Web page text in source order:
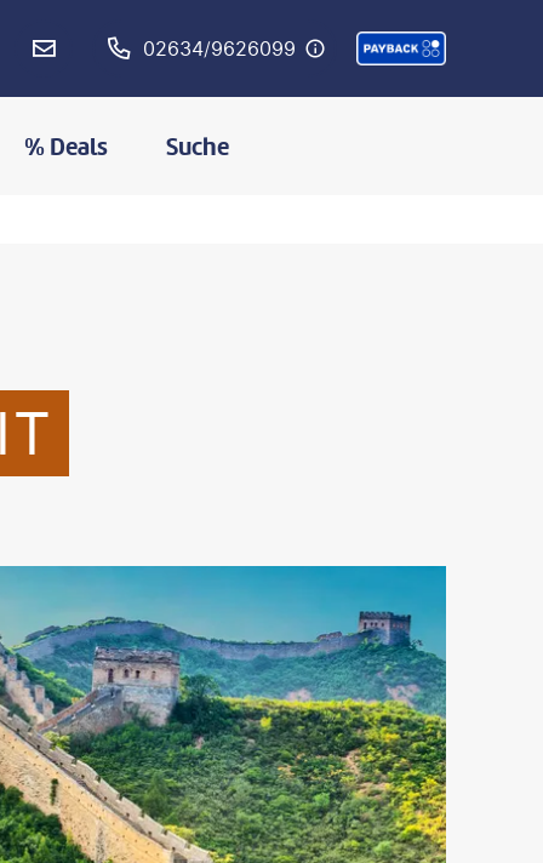
02634/9626099
% Deals Suche